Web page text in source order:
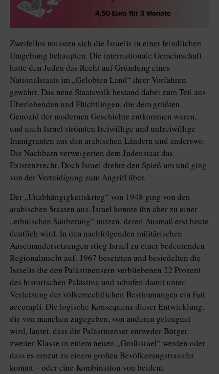
Zweifellos mussten sich die Israelis in einer feindlichen
Umgebung behaupten. Die internationale Gemeinschaft
hatte den Juden das Recht auf Gründung eines
Nationalstaats im „Gelobten Land“ ihrer Vorfahren
gewährt. Das neue Staatsvolk bestand dabei zum Teil aus
Überlebenden und Flüchtlingen, die dem größten
Genozid der modernen Geschichte entkommen waren,
und nach Israel strömten freiwillige und unfreiwillige
Immigranten aus den arabischen Ländern und anderswo.
Die Nachbarn verweigerten dem Judenstaat das
Existenzrecht. Doch Israel drehte den Spieß um und ging
von der Verteidigung zum Angriff über.
Der „Unabhängigkeitskrieg“ von 1948 ging von den
arabischen Staaten aus. Israel konnte ihn aber zu einer
„ethnischen Säuberung“ nutzen, deren Ausmaß erst heute
deutlich wird. In den nachfolgenden militärischen
Auseinandersetzungen stieg Israel zu einer bedeutenden
Regionalmacht auf. 1967 besetzten und besiedelten die
Israelis die den Palästinensern verbliebenen 22 Prozent
des historischen Palästina und schufen damit unter
Verletzung der völkerrechtlichen Bestimmungen ein Fait
accompli. Die logische Konsequenz dieser Entwicklung,
die von manchen zugegeben, von anderen geleugnet
wird, lautet, dass die Palästinenser entweder Bürger
zweiter Klasse in einem neuen „Großisrael“ werden oder
dass es erneut zu einem großen Bevölkerungstransfer
kommt – oder eine Kombination von beidem.